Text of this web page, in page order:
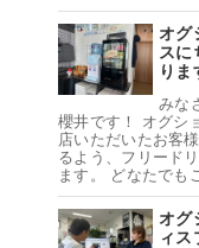
オグ
スに
りま
みな
櫻井です！ オグシ
店いただいたお客
るよう、フリード
ます。 どなたでも
オグ
ィス